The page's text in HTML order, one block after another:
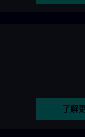
了解